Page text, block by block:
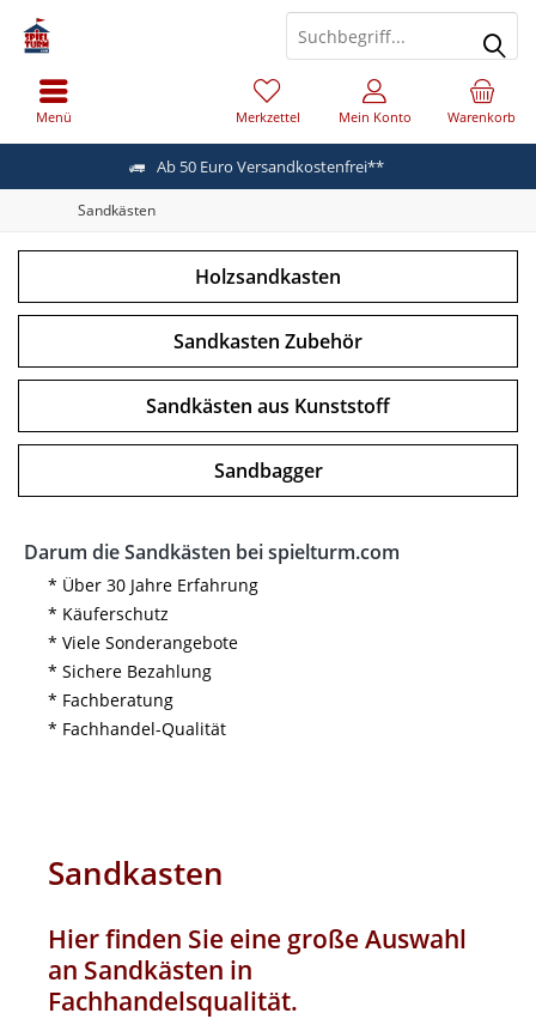
Ab 50 Euro Versandkostenfrei**
Menü Warenkorb
Merkzettel Mein Konto
Sandkästen
Holzsandkasten
Sandkasten Zubehör
Sandkästen aus Kunststoff
Sandbagger
Darum die Sandkästen bei spielturm.com
* Über 30 Jahre Erfahrung
* Käuferschutz
* Viele Sonderangebote
* Sichere Bezahlung
* Fachberatung
* Fachhandel-Qualität
Sandkasten
Hier finden Sie eine große Auswahl
an Sandkästen in
Fachhandelsqualität.